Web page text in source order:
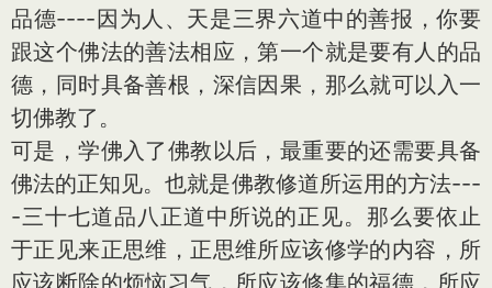
品德----因为人、天是三界六道中的善报，你要
跟这个佛法的善法相应，第一个就是要有人的品
德，同时具备善根，深信因果，那么就可以入一
切佛教了。
可是，学佛入了佛教以后，最重要的还需要具备
佛法的正知见。也就是佛教修道所运用的方法---
-三十七道品八正道中所说的正见。那么要依止
于正见来正思维，正思维所应该修学的内容，所
应该断除的烦恼习气，所应该修集的福德，所应